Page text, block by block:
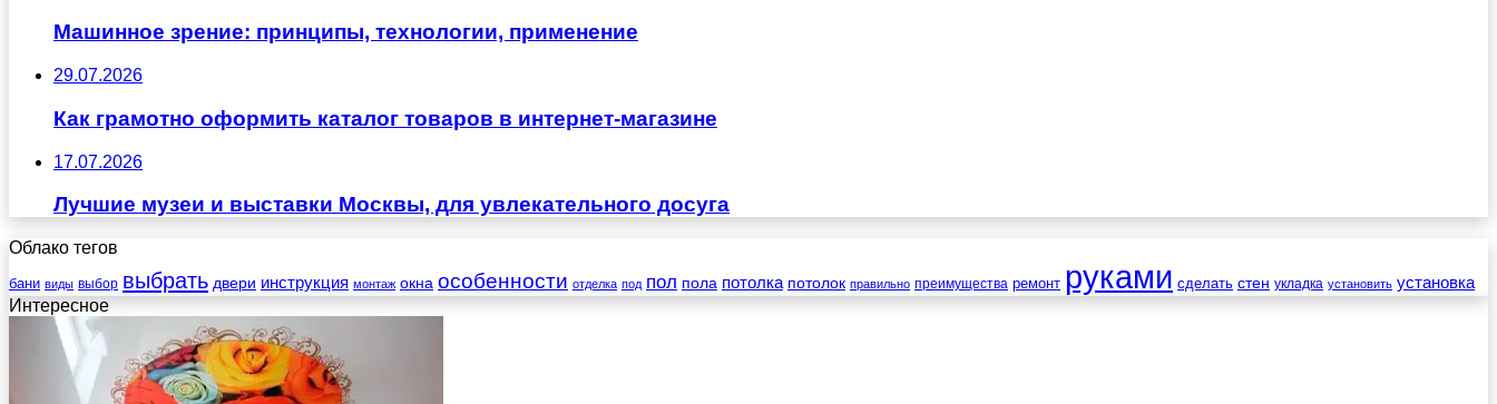
Машинное зрение: принципы, технологии, применение
29.07.2026
Как грамотно оформить каталог товаров в интернет-магазине
17.07.2026
Лучшие музеи и выставки Москвы, для увлекательного досуга
Облако тегов
бани виды выбор выбрать двери инструкция монтаж окна особенности отделка под пол пола потолка потолок правильно преимущества ремонт руками сделать стен укладка установить установка
Интересное